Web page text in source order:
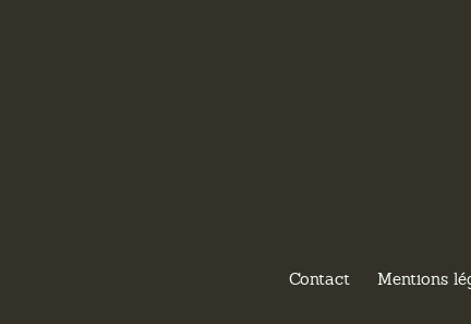
Contact Mentions